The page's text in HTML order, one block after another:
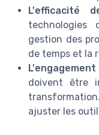
L'efficacité
technologies
gestion des
de temps et la
doivent être
ajuster les